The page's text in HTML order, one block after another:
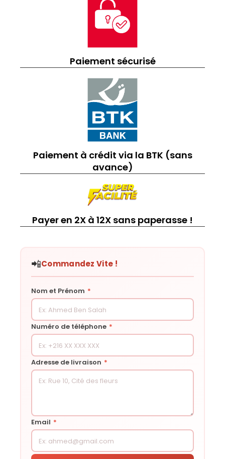
Paiement sécurisé
Paiement à crédit via la BTK (sans
avance)
Payer en 2X à 12X sans paperasse !
📲Commandez Vite !
Nom et Prénom *
Numéro de téléphone *
Adresse de livraison *
Email *